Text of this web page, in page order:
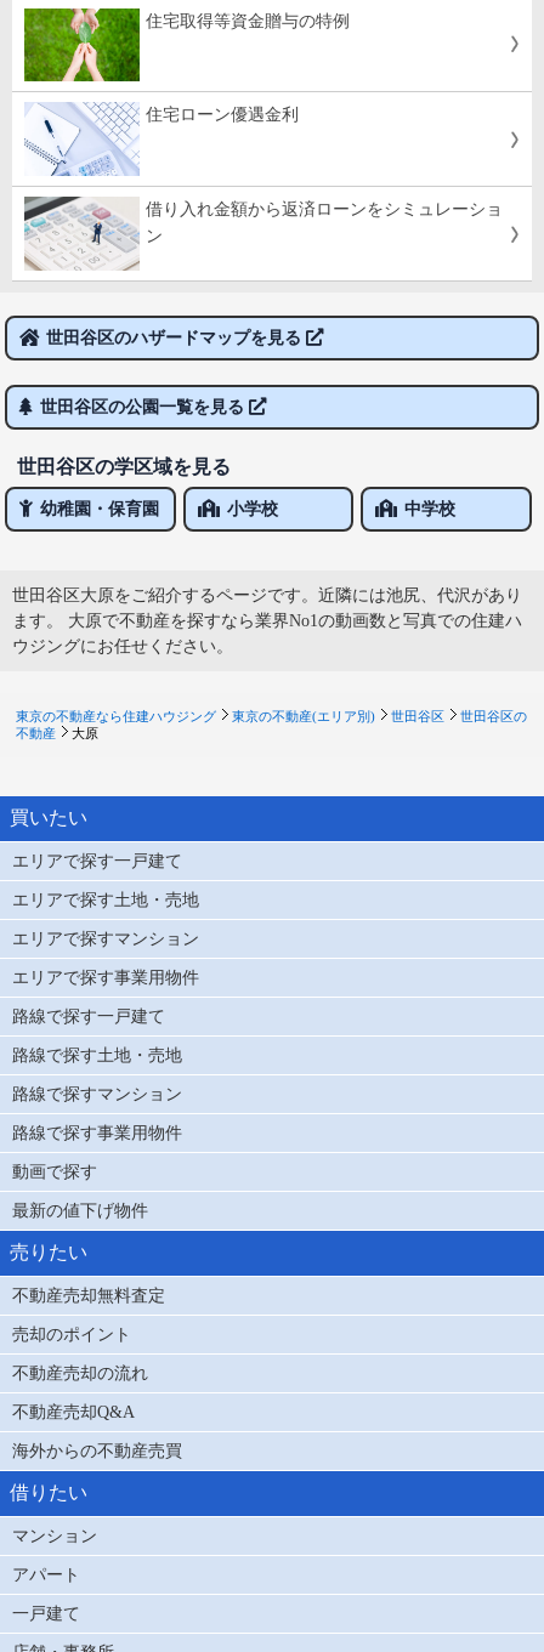
住宅取得等資金贈与の特例
住宅ローン優遇金利
借り入れ金額から返済ローンをシミュレーショ
ン
世田谷区のハザードマップを見る
世田谷区の公園一覧を見る
世田谷区の学区域を見る
幼稚園・保育園 小学校 中学校
世田谷区大原をご紹介するページです。近隣には池尻、代沢があり
ます。 大原で不動産を探すなら業界No1の動画数と写真での住建ハ
ウジングにお任せください。
東京の不動産なら住建ハウジング 東京の不動産(エリア別) 世田谷区
世田谷区の
不動産
大原
買いたい
エリアで探す一戸建て
エリアで探す土地・売地
エリアで探すマンション
エリアで探す事業用物件
路線で探す一戸建て
路線で探す土地・売地
路線で探すマンション
路線で探す事業用物件
動画で探す
最新の値下げ物件
売りたい
不動産売却無料査定
売却のポイント
不動産売却の流れ
不動産売却Q&A
海外からの不動産売買
借りたい
マンション
アパート
一戸建て